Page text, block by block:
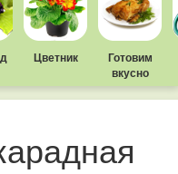
Цветник
Готовим
вкусно